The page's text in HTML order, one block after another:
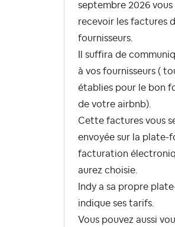
septembre 2026 vous
recevoir les factures
fournisseurs.
Il suffira de
à vos fournisseurs (
établies pour le bon
de votre airbnb).
Cette factures vous
envoyée sur la plate-
facturation
aurez choisie.
Indy a sa propre
indique ses tarifs.
Vous pouvez aussi